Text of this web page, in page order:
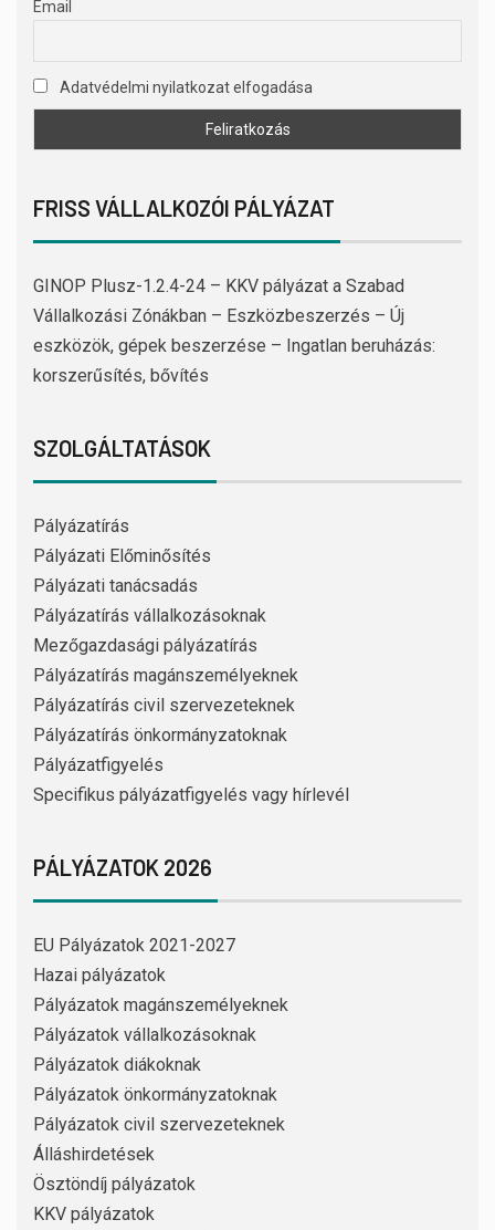
Email
Adatvédelmi nyilatkozat elfogadása
FRISS VÁLLALKOZÓI PÁLYÁZAT
GINOP Plusz-1.2.4-24 – KKV pályázat a Szabad
Vállalkozási Zónákban – Eszközbeszerzés – Új
eszközök, gépek beszerzése – Ingatlan beruházás:
korszerűsítés, bővítés
SZOLGÁLTATÁSOK
Pályázatírás
Pályázati Előminősítés
Pályázati tanácsadás
Pályázatírás vállalkozásoknak
Mezőgazdasági pályázatírás
Pályázatírás magánszemélyeknek
Pályázatírás civil szervezeteknek
Pályázatírás önkormányzatoknak
Pályázatfigyelés
Specifikus pályázatfigyelés vagy hírlevél
PÁLYÁZATOK 2026
EU Pályázatok 2021-2027
Hazai pályázatok
Pályázatok magánszemélyeknek
Pályázatok vállalkozásoknak
Pályázatok diákoknak
Pályázatok önkormányzatoknak
Pályázatok civil szervezeteknek
Álláshirdetések
Ösztöndíj pályázatok
KKV pályázatok